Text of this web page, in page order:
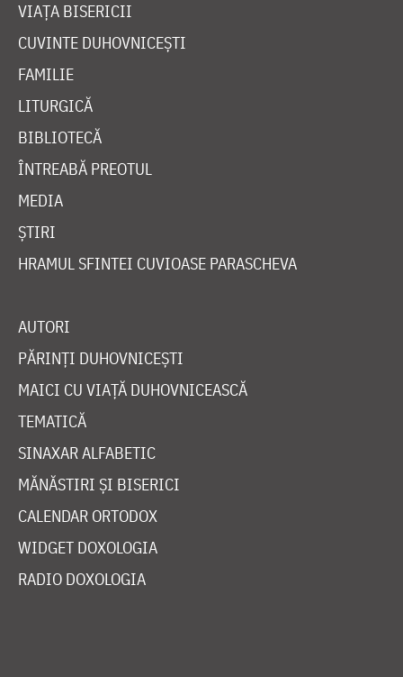
VIAȚA BISERICII
CUVINTE DUHOVNICEȘTI
FAMILIE
LITURGICĂ
BIBLIOTECĂ
ÎNTREABĂ PREOTUL
MEDIA
ȘTIRI
HRAMUL SFINTEI CUVIOASE PARASCHEVA
AUTORI
PĂRINȚI DUHOVNICEȘTI
MAICI CU VIAȚĂ DUHOVNICEASCĂ
TEMATICĂ
SINAXAR ALFABETIC
MĂNĂSTIRI ȘI BISERICI
CALENDAR ORTODOX
WIDGET DOXOLOGIA
RADIO DOXOLOGIA